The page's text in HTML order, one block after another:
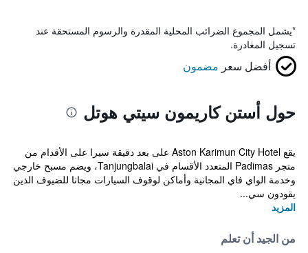
*يشمل المجموع الضرائب المحلية المقدرة والرسوم المستحقة عند
تسجيل المغادرة.
أفضل سعر مضمون
حول أستن كاريمون سيتي هوتل
يقع Aston Karimun City Hotel على بعد دقيقة سيرا على الأقدام من
متجر Padimas المتعدد الأقسام في Tanjungbalai، ويضم مسبح خارجي
وخدمة الواي فاي المجانية وأماكن لوقوف السيارات مجانا للضيوف الذين
يقودون سي...
المزيد
من الجيد أن تعلم